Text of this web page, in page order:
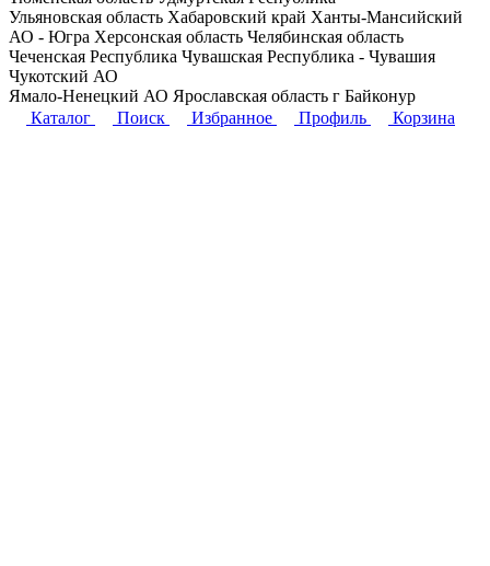
Ульяновская область Хабаровский край Ханты-Мансийский
АО - Югра Херсонская область Челябинская область
Чеченская Республика Чувашская Республика - Чувашия
Чукотский АО
Ямало-Ненецкий АО Ярославская область г Байконур
Каталог
Поиск Избранное Профиль Корзина